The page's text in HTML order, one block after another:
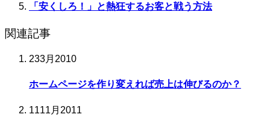
「安くしろ！」と熱狂するお客と戦う方法
関連記事
233月 2010
ホームページを作り変えれば売上は伸びるのか？
1111月 2011